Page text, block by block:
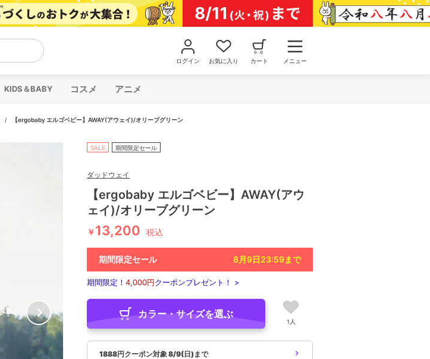
ログイン お気に入り カート メニュー
KIDS＆BABY コスメ アニメ
/ 【ergobaby エルゴベビー】AWAY(アウェイ)/オリーブグリーン
SALE 期間限定セール
ダッドウェイ
【ergobaby エルゴベビー】AWAY(アウ
ェイ)/オリーブグリーン
￥13,200 税込
期間限定セール 8月9日23:59まで
期間限定！ 4,000円クーポンプレゼント！ >
カラー・サイズを選ぶ
1人
1888円クーポン対象 8/9(日)まで